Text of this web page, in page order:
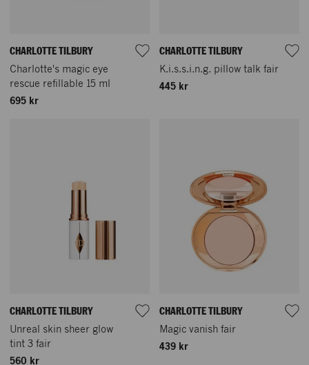
CHARLOTTE TILBURY
Charlotte's magic eye
rescue refillable 15 ml
695 kr
CHARLOTTE TILBURY
K.i.s.s.i.n.g. pillow talk fair
445 kr
CHARLOTTE TILBURY
Unreal skin sheer glow
tint 3 fair
560 kr
CHARLOTTE TILBURY
Magic vanish fair
439 kr